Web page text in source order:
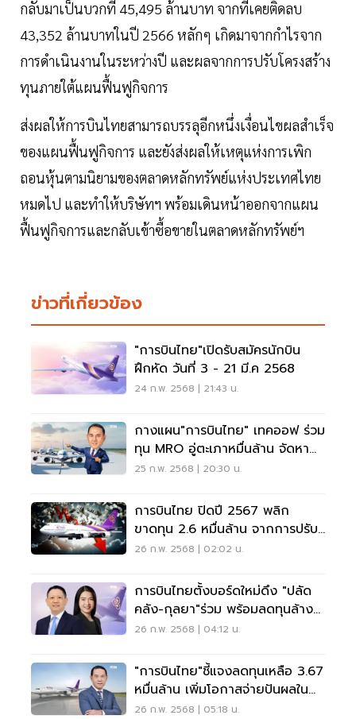
กลับมาเป็นบวกที่ 45,495 ล้านบาท จากที่เคยติดลบ
43,352 ล้านบาทในปี 2566 หลักๆ เกิดมาจากกำไรจาก
การดำเนินงานในระหว่างปี และผลจากการปรับโครงสร้าง
ทุนภายใต้แผนฟื้นฟูกิจการ
ส่งผลให้การบินไทยสามารถบรรลุอีกหนึ่งเงื่อนไขผลสำเร็จ
ของแผนฟื้นฟูกิจการ และยังส่งผลให้เหตุแห่งการเพิก
ถอนหุ้นตามนิยามของตลาดหลักทรัพย์แห่งประเทศไทย
หมดไป และทำให้บริษัทฯ พร้อมเดินหน้าออกจากแผน
ฟื้นฟูกิจการและกลับเข้าซื้อขายในตลาดหลักทรัพย์ฯ
ข่าวที่เกี่ยวข้อง
"การบินไทย"เปิดรับสมัครนักบิน
ฝึกหัด วันที่ 3 - 21 มี.ค 2568
24 ก.พ. 2568 | 21:43 น.
กางแผน"การบินไทย" เทคออฟ ร่วม
ทุน MRO อู่ตะเภาหมื่นล้าน จัดหา
ฝูงบิน 150 ลำ
25 ก.พ. 2568 | 20:30 น.
การบินไทย ปิดปี 2567 พลิก
ขาดทุน 2.6 หมื่นล้าน จากการปรับ
โครงสร้างหนี้
26 ก.พ. 2568 | 02:02 น.
การบินไทยตั้งบอร์ดใหม่ดึง "ปลัด
คลัง-กุลยา"ร่วม พร้อมลดทุนล้าง
ขาดทุนทะสม
26 ก.พ. 2568 | 04:12 น.
"การบินไทย"ชี้แจงลดทุนเหลือ 3.67
หมื่นล้าน เพิ่มโอกาสจ่ายปันผลใน
อนาคต
26 ก.พ. 2568 | 05:18 น.